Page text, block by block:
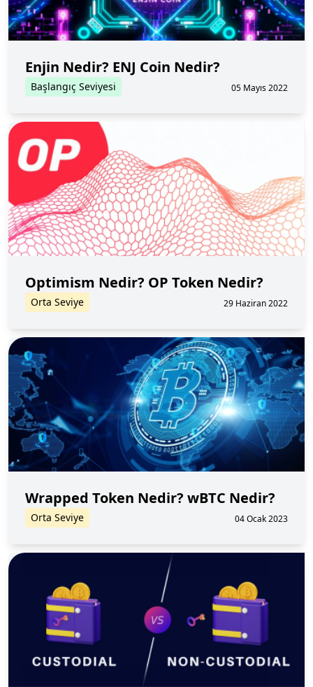
Enjin Nedir? ENJ Coin Nedir?
Başlangıç Seviyesi 05 Mayıs 2022
Optimism Nedir? OP Token Nedir?
Orta Seviye 29 Haziran 2022
Wrapped Token Nedir? wBTC Nedir?
Orta Seviye 04 Ocak 2023